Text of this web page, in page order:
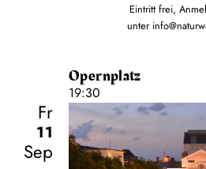
Eintritt frei,
unter
Opernplatz
19:30
Fr
11
Sep